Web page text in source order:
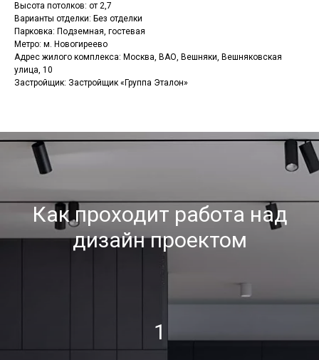
Высота потолков: от 2,7
Варианты отделки: Без отделки
Парковка: Подземная, гостевая
Метро: м. Новогиреево
Адрес жилого комплекса: Москва, ВАО, Вешняки, Вешняковская
улица, 10
Застройщик: Застройщик «Группа Эталон»
Как проходит работа над
дизайн проектом
1